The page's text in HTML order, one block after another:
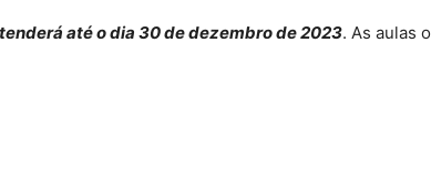
até o dia 30 de dezembro de 2023. As aulas